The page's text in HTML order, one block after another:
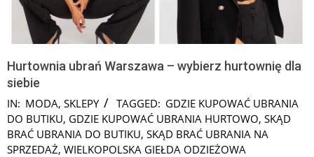
Hurtownia ubrań Warszawa – wybierz hurtownię dla
siebie
IN: MODA, SKLEPY TAGGED: GDZIE KUPOWAĆ UBRANIA
DO BUTIKU, GDZIE KUPOWAĆ UBRANIA HURTOWO, SKĄD
BRAĆ UBRANIA DO BUTIKU, SKĄD BRAĆ UBRANIA NA
SPRZEDAŻ, WIELKOPOLSKA GIEŁDA ODZIEŻOWA